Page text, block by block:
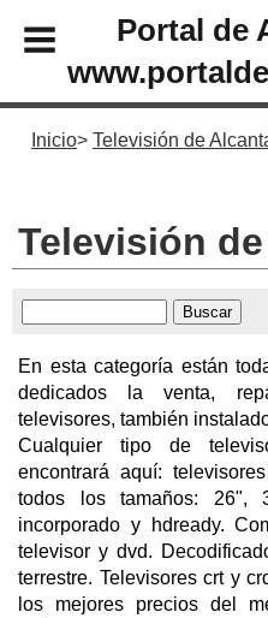
Portal de
Inicio Televisión de
Televisión
En esta categoría están
dedicados la venta,
televisores, también
Cualquier tipo de
encontrará aquí:
todos los tamaños:
incorporado y hdready.
televisor y dvd.
terrestre. Televisores crt y
los mejores precios del